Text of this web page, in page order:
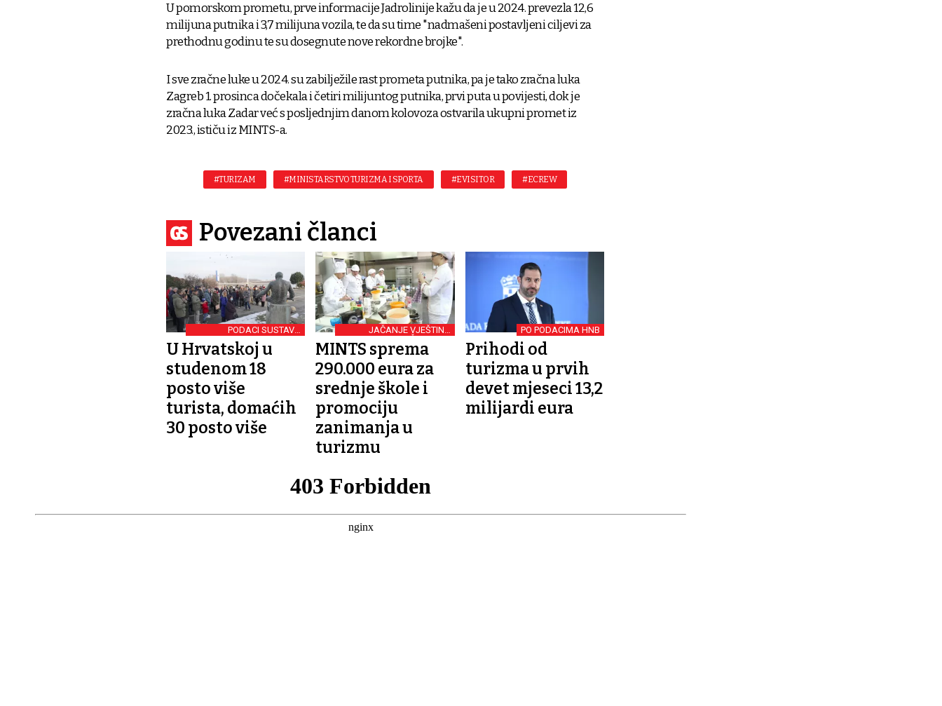
U pomorskom prometu, prve informacije Jadrolinije kažu da je u 2024. prevezla 12,6
milijuna putnika i 3,7 milijuna vozila, te da su time "nadmašeni postavljeni ciljevi za
prethodnu godinu te su dosegnute nove rekordne brojke".
I sve zračne luke u 2024. su zabilježile rast prometa putnika, pa je tako zračna luka
Zagreb 1. prosinca dočekala i četiri milijuntog putnika, prvi puta u povijesti, dok je
zračna luka Zadar već s posljednjim danom kolovoza ostvarila ukupni promet iz
2023., ističu iz MINTS-a.
#TURIZAM #MINISTARSTVO TURIZMA I SPORTA #EVISITOR #ECREW
Povezani članci
PODACI SUSTAVA
EVISITOR
U Hrvatskoj u
studenom 18
posto više
turista, domaćih
30 posto više
JAČANJE VJEŠTINA
SREDNJOŠKOLACA
MINTS sprema
290.000 eura za
srednje škole i
promociju
zanimanja u
turizmu
PO PODACIMA HNB
Prihodi od
turizma u prvih
devet mjeseci 13,2
milijardi eura